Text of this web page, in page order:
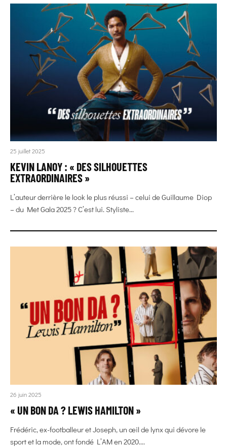
25 juillet 2025
KEVIN LANOY : « DES SILHOUETTES
EXTRAORDINAIRES »
L’auteur derrière le look le plus réussi – celui de Guillaume Diop
– du Met Gala 2025 ? C’est lui. Styliste...
26 juin 2025
« UN BON DA ? LEWIS HAMILTON »
Frédéric, ex-footballeur et Joseph, un œil de lynx qui dévore le
sport et la mode, ont fondé L’AM en 2020....